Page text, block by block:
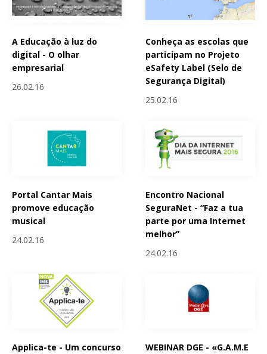
A Educação à luz do
digital - O olhar
empresarial
26.02.16
Conheça as escolas que
participam no Projeto
eSafety Label (Selo de
Segurança Digital)
25.02.16
Portal Cantar Mais
promove educação
musical
24.02.16
Encontro Nacional
SeguraNet - “Faz a tua
parte por uma Internet
melhor”
24.02.16
Applica-te - Um concurso
WEBINAR DGE - «G.A.M.E